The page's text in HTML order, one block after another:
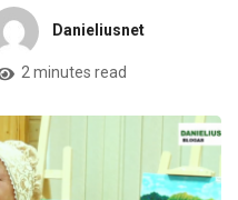
Danieliusnet
2 minutes read